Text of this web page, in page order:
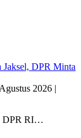
Jaksel, DPR Minta
2026 |
DPR RI…